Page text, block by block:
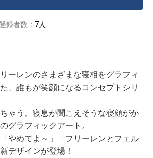
録者数： 7人
ーレンのさまざまな寝相をグラフィ
、誰もが笑顔になるコンセプトシリ
ゃう、寝息が聞こえそうな寝顔がか
グラフィックアート。
やめてよ～」「フリーレンとフェル
デザインが登場！